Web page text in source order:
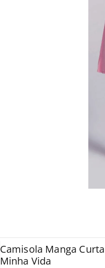
Camisola Manga Curta
Minha Vida